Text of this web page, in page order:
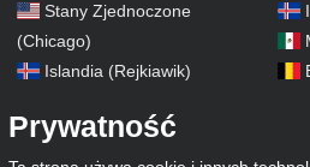
Stany Zjednoczone
(Chicago)
Islandia (Rejkiawik)
Prywatność